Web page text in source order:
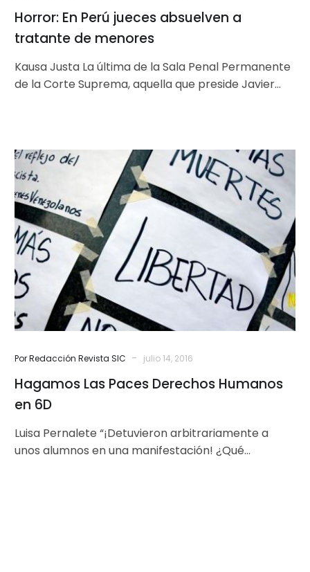
Horror: En Perú jueces absuelven a
tratante de menores
Kausa Justa La última de la Sala Penal Permanente
de la Corte Suprema, aquella que preside Javier
Hagamos
Paces
Derechos
Humanos
6D
Por Redacción Revista SIC - julio 14, 2016
Hagamos Las Paces Derechos Humanos
en 6D
Luisa Pernalete “¡Detuvieron arbitrariamente a
unos alumnos en una manifestación! ¿Qué